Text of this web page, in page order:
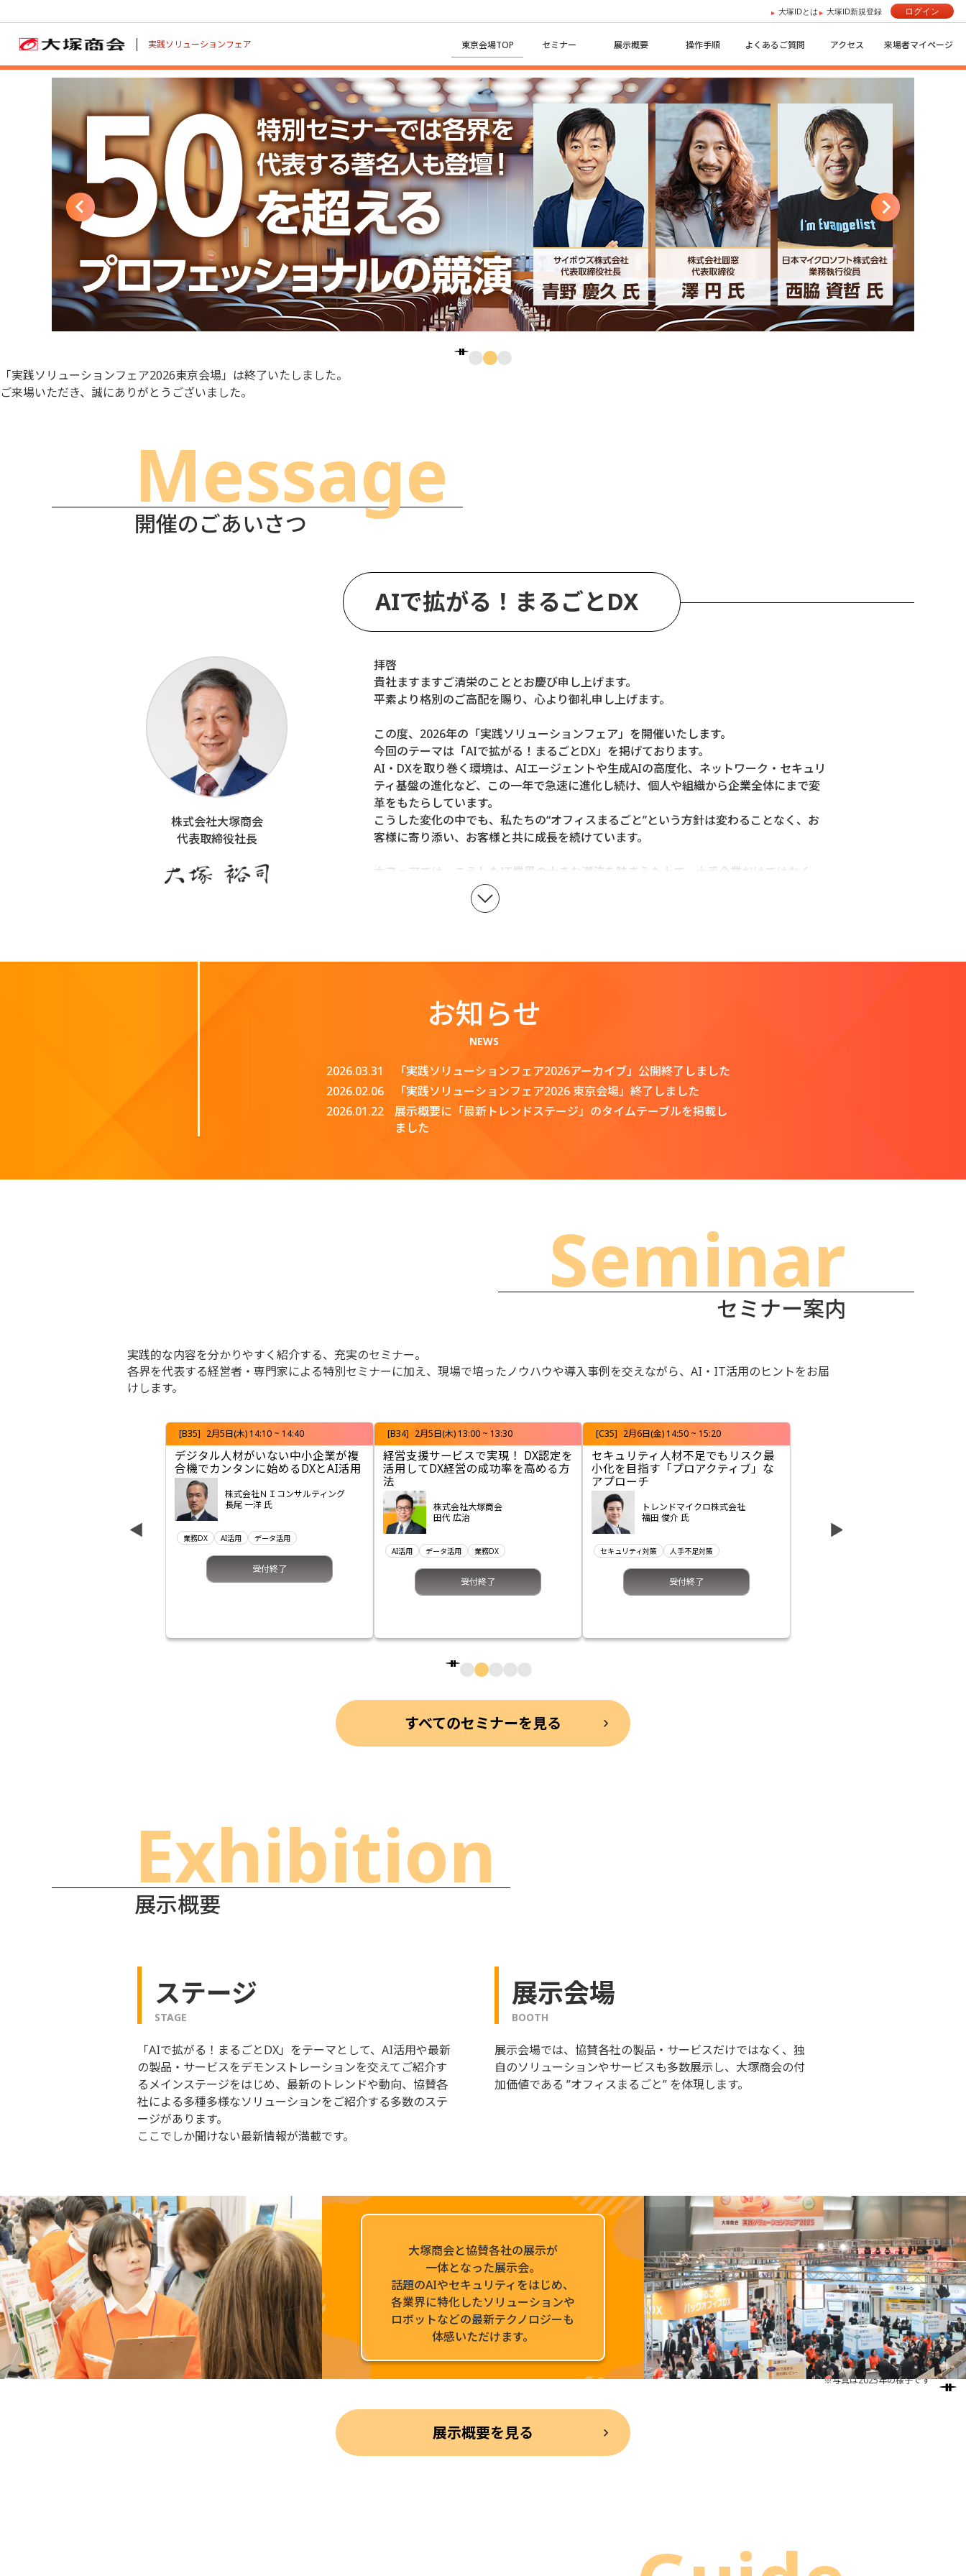
大塚IDとは 大塚ID新規登録 ログイン
実践ソリューションフェア 東京会場TOP セミナー 展示概要 操作手順 よくあるご質問 アクセス 来場者マイページ
「実践ソリューションフェア2026東京会場 」は終了いたしました。
ご来場いただき、誠にありがとうございました。
Message
開催のごあいさつ
AIで拡がる！まるごとDX
株式会社大塚商会
代表取締役社長
拝啓
貴社ますますご清栄のこととお慶び申し上げます。
平素より格別のご高配を賜り、心より御礼申し上げます。
この度、2026年の「実践ソリューションフェア」を開催いたします。
今回のテーマは「AIで拡がる！まるごとDX」を掲げております。
AI・DXを取り巻く環境は、AIエージェントや生成AIの高度化、ネットワーク・セキュリ
ティ基盤の進化など、この一年で急速に進化し続け、個人や組織から企業全体にまで変
革をもたらしています。
こうした変化の中でも、私たちの“オフィスまるごと”という方針は変わることなく、お
客様に寄り添い、お客様と共に成長を続けています。
本フェアでは、こうしたIT業界の大きな潮流を踏まえた上で、大手企業だけではなく、
中堅・中小企業のお客様にもすぐに実践いただけるよう「まるごとDX」として各種ソリ
ューションを展示、セミナーでご紹介いたします。
令和7年12月吉日お知らせ
NEWS
2026.03.31
「実践ソリューションフェア2026アーカイブ」公開終了しました
2026.02.06
「実践ソリューションフェア2026 東京会場」終了しました
2026.01.22
展示概要に「最新トレンドステージ」のタイムテーブルを掲載し
ました
Seminar
セミナー案内
実践的な内容を分かりやすく紹介する、充実のセミナー。
各界を代表する経営者・専門家による特別セミナーに加え、現場で培ったノウハウや導入事例を交えながら、AI・IT活用のヒントをお届
けします。
[B35] 2月5日(木) 14:10 ~ 14:40
デジタル人材がいない中小企業が複
合機でカンタンに始めるDXとAI活用
株式会社ＮＩコンサルティング
長尾 一洋 氏
業務DX AI活用 データ活用
受付終了
[B34] 2月5日(木) 13:00 ~ 13:30
経営支援サービスで実現！ DX認定を
活用してDX経営の成功率を高める方
法
株式会社大塚商会
田代 広治
AI活用 データ活用 業務DX
受付終了
[C35] 2月6日(金) 14:50 ~ 15:20
セキュリティ人材不足でもリスク最
小化を目指す「プロアクティブ」な
アプローチ
トレンドマイクロ株式会社
福田 俊介 氏
セキュリティ対策 人手不足対策
受付終了
▲ ▲
すべてのセミナーを見る
Exhibition
展示概要
ステージ
STAGE
「AIで拡がる！まるごとDX」をテーマとして、AI活用や最新
の製品・サービスをデモンストレーションを交えてご紹介す
るメインステージをはじめ、最新のトレンドや動向、協賛各
社による多種多様なソリューションをご紹介する多数のステ
ージがあります。
ここでしか聞けない最新情報が満載です。
展示会場
BOOTH
展示会場では、協賛各社の製品・サービスだけではなく、独
自のソリューションやサービスも多数展示し、大塚商会の付
加価値である ”オフィスまるごと” を体現します。
大塚商会と協賛各社の展示が
一体となった展示会。
話題のAIやセキュリティをはじめ、
各業界に特化したソリューションや
ロボットなどの最新テクノロジーも
体感いただけます。
※写真は2025年の様子です
展示概要を見る